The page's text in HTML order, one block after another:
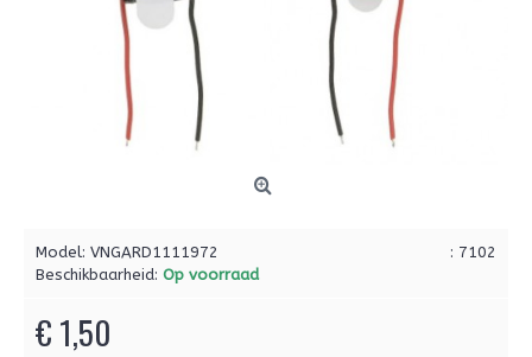
: 7102
Model: VNGARD1111972
Beschikbaarheid: Op voorraad
€ 1,50